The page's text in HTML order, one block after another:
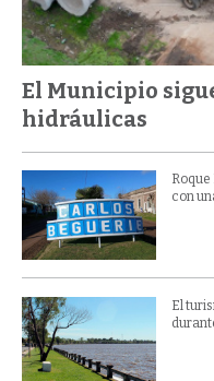
El Municipio
hidráulicas
Roque
con
El